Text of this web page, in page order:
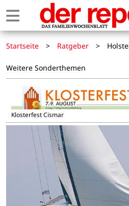
Startseite > Ratgeber >
Weitere Sonderthemen
Klosterfest Cismar